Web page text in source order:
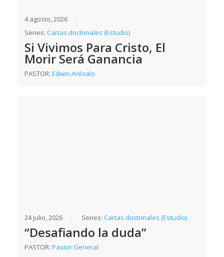
4 agosto, 2026
Series:Cartas doctrinales (Estudio)
Si Vivimos Para Cristo, El
Morir Será Ganancia
PASTOR:Edwin Arévalo
24 julio, 2026 Series:Cartas doctrinales (Estudio)
“Desafiando la duda”
PASTOR:Pastor General